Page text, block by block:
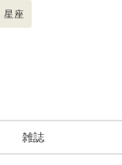
星座
雑誌